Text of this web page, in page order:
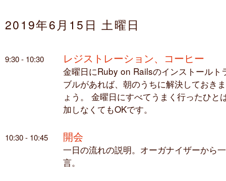
2019年6月15日 土曜日
9:30 - 10:30 レジストレーション、コーヒー
金曜日にRuby on Railsのインストールト
ブルがあれば、朝のうちに解決しておき
ょう。 金曜日にすべてうまく行ったひと
加しなくてもOKです。
10:30 - 10:45 開会
一日の流れの説明。オーガナイザーから一
言。